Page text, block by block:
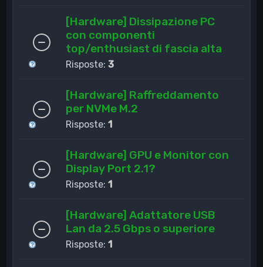
[Hardware] Dissipazione PC
con componenti
top/enthusiast di fascia alta
Risposte:3
[Hardware] Raffreddamento
per NVMe M.2
Risposte:1
[Hardware] GPU e Monitor con
Display Port 2.1?
Risposte:1
[Hardware] Adattatore USB
Lan da 2.5 Gbps o superiore
Risposte:1